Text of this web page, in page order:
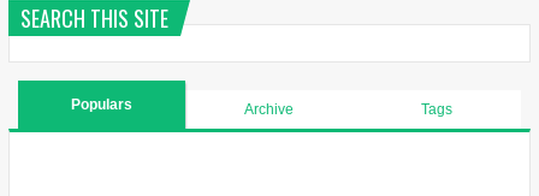
SEARCH THIS SITE
Populars Archive Tags